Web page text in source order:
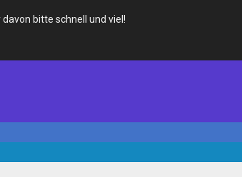
bitte schnell und viel!